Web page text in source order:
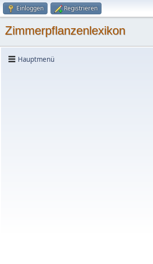
Einloggen Registrieren
Zimmerpflanzenlexikon
Hauptmenü